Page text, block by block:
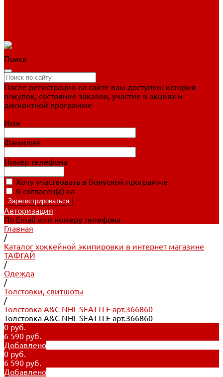
Поиск
После регистрации на сайте вам доступно: история
покупок, состояние заказов, участие в акциях и
дисконтной программе
Имя
Фамилия
Номер телефона
Хочу участвовать в бонусной программе
Я согласен(а) на
Авторизация
По Email или номеру телефона
Главная
/
Каталог хоккейной экипировки в интернет магазине
ТАФГАЙ
/
Одежда
/
Толстовки, свитшоты
/
Толстовка A&C NHL SEATTLE арт.366860
Толстовка A&C NHL SEATTLE арт.366860
0 руб.
6 590 руб.
Добавлено
0 руб.
6 590 руб.
Добавлено